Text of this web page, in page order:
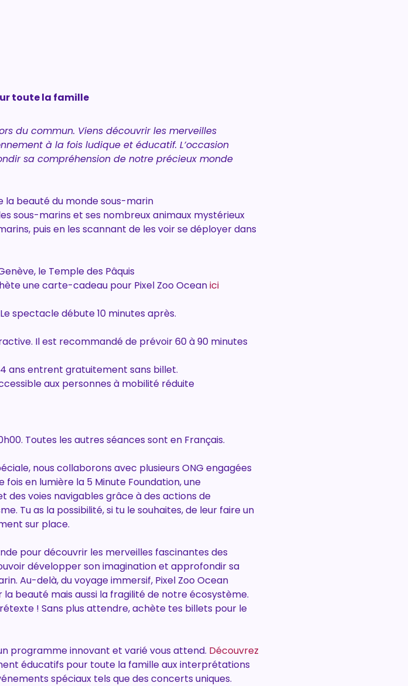
toute la famille
du commun. Viens découvrir les merveilles
à la fois ludique et éducatif. L’occasion
sa compréhension de notre précieux monde
la beauté du monde sous-marin
sous-marins et ses nombreux animaux mystérieux
puis en les scannant de les voir se déployer dans
le Temple des Pâquis
une carte-cadeau pour Pixel Zoo Ocean ici
spectacle débute 10 minutes après.
Il est recommandé de prévoir 60 à 90 minutes
ans entrent gratuitement sans billet.
aux personnes à mobilité réduite
Toutes les autres séances sont en Français.
nous collaborons avec plusieurs ONG engagées
en lumière la 5 Minute Foundation, une
des voies navigables grâce à des actions de
Tu as la possibilité, si tu le souhaites, de leur faire un
sur place.
pour découvrir les merveilles fascinantes des
développer son imagination et approfondir sa
Au-delà, du voyage immersif, Pixel Zoo Ocean
beauté mais aussi la fragilité de notre écosystème.
! Sans plus attendre, achète tes billets pour le
programme innovant et varié vous attend. Découvrez
éducatifs pour toute la famille aux interprétations
spéciaux tels que des concerts uniques.